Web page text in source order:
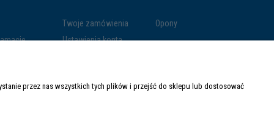
dostawy
Twoje zamówienia
Ustawienia konta
Opony
przez nas wszystkich tych plików i przejść do sklepu lub dostosować